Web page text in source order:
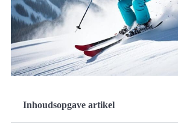
Inhoudsopgave artikel